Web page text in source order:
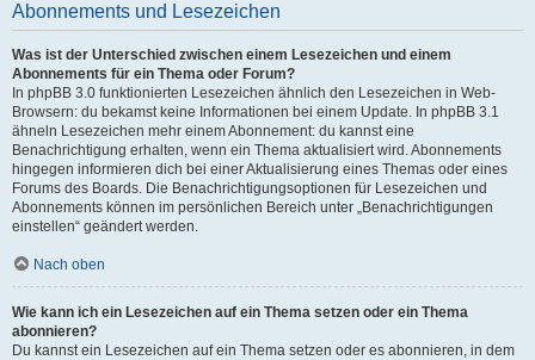
Abonnements und Lesezeichen
Was ist der Unterschied zwischen einem Lesezeichen und einem
Abonnements für ein Thema oder Forum?
In phpBB 3.0 funktionierten Lesezeichen ähnlich den Lesezeichen in Web-
Browsern: du bekamst keine Informationen bei einem Update. In phpBB 3.1
ähneln Lesezeichen mehr einem Abonnement: du kannst eine
Benachrichtigung erhalten, wenn ein Thema aktualisiert wird. Abonnements
hingegen informieren dich bei einer Aktualisierung eines Themas oder eines
Forums des Boards. Die Benachrichtigungsoptionen für Lesezeichen und
Abonnements können im persönlichen Bereich unter „Benachrichtigungen
einstellen“ geändert werden.
Nach oben
Wie kann ich ein Lesezeichen auf ein Thema setzen oder ein Thema
abonnieren?
Du kannst ein Lesezeichen auf ein Thema setzen oder es abonnieren, in dem